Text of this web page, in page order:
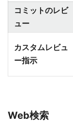
コミットのレビ
ュー
カスタムレビュ
ー指示
Web検索